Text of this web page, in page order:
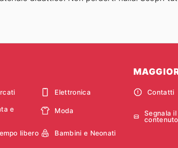
Elettronica
e
Moda
libero Bambini e Neonati
Contatti
Segnala il
contenuto